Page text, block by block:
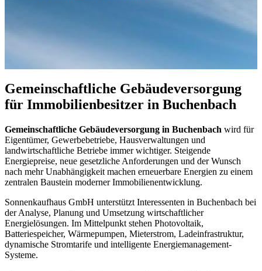
Gemeinschaftliche Gebäudeversorgung
für Immobilienbesitzer in Buchenbach
Gemeinschaftliche Gebäudeversorgung in Buchenbach wird für
Eigentümer, Gewerbebetriebe, Hausverwaltungen und
landwirtschaftliche Betriebe immer wichtiger. Steigende
Energiepreise, neue gesetzliche Anforderungen und der Wunsch
nach mehr Unabhängigkeit machen erneuerbare Energien zu einem
zentralen Baustein moderner Immobilienentwicklung.
Sonnenkaufhaus GmbH unterstützt Interessenten in Buchenbach bei
der Analyse, Planung und Umsetzung wirtschaftlicher
Energielösungen. Im Mittelpunkt stehen Photovoltaik,
Batteriespeicher, Wärmepumpen, Mieterstrom, Ladeinfrastruktur,
dynamische Stromtarife und intelligente Energiemanagement-
Systeme.